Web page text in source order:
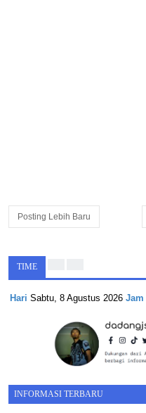
Posting Lebih Baru
TIME
Hari Sabtu, 8 Agustus 2026 Jam
INFORMASI TERBARU